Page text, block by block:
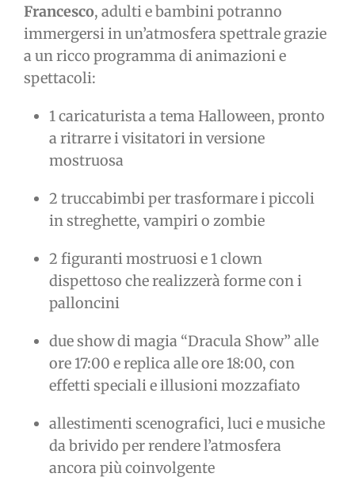
Francesco, adulti e bambini potranno
immergersi in un’atmosfera spettrale grazie
a un ricco programma di animazioni e
spettacoli:
1 caricaturista a tema Halloween, pronto
a ritrarre i visitatori in versione
mostruosa
2 truccabimbi per trasformare i piccoli
in streghette, vampiri o zombie
2 figuranti mostruosi e 1 clown
dispettoso che realizzerà forme con i
palloncini
due show di magia “Dracula Show” alle
ore 17:00 e replica alle ore 18:00, con
effetti speciali e illusioni mozzafiato
allestimenti scenografici, luci e musiche
da brivido per rendere l’atmosfera
ancora più coinvolgente